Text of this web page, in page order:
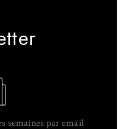
semaines par email